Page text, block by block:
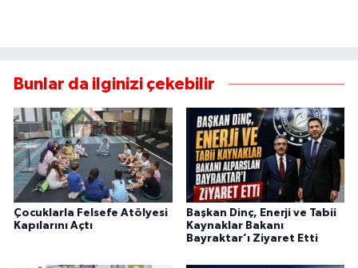
Bunlar da ilginizi çekebilir
Çocuklarla Felsefe Atölyesi
Kapılarını Açtı
Başkan Dinç, Enerji ve Tabii
Kaynaklar Bakanı
Bayraktar’ı Ziyaret Etti